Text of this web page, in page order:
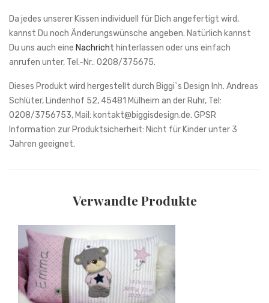
Da jedes unserer Kissen individuell für Dich angefertigt wird,
kannst Du noch Änderungswünsche angeben. Natürlich kannst
Du uns auch eine Nachricht hinterlassen oder uns einfach
anrufen unter, Tel.-Nr.: 0208/375675.
Verwandte Produkte